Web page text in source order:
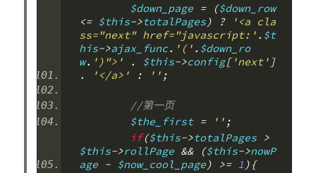
        $down_page
= (
$down_row
<= $this->totalPages ) ?
'<a cla
ss="next" href="javascript:' . $t
his->ajax_func. '(' . $down_ro
w. ')">' . $this->config['next' ]
.
'</a>' : '' ;
//第一页
        $the_first
= '' ;
if($this->totalPages >
$this->rollPage && ($this->nowP
age - $now_cool_page) >= 1 ){